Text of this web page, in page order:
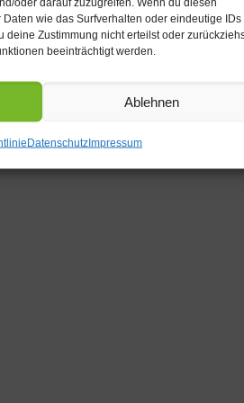
wie das Surfverhalten oder eindeutige IDs
deine Zustimmung nicht erteilst oder
beeinträchtigt werden.
Ablehnen
DatenschutzImpressum